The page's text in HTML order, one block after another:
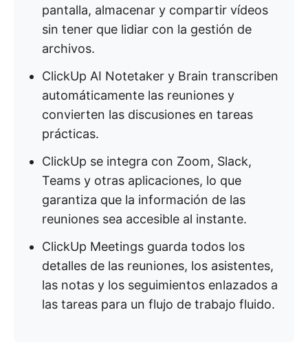
pantalla, almacenar y compartir vídeos
sin tener que lidiar con la gestión de
archivos.
ClickUp AI Notetaker y Brain transcriben
automáticamente las reuniones y
convierten las discusiones en tareas
prácticas.
ClickUp se integra con Zoom, Slack,
Teams y otras aplicaciones, lo que
garantiza que la información de las
reuniones sea accesible al instante.
ClickUp Meetings guarda todos los
detalles de las reuniones, los asistentes,
las notas y los seguimientos enlazados a
las tareas para un flujo de trabajo fluido.